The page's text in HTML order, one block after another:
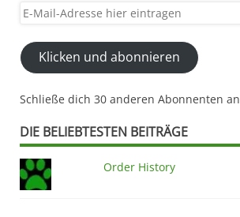
E-
Adresse
hier
eintragen
Klicken und abonnieren
Schließe dich 30 anderen Abonnenten an
DIE BELIEBTESTEN BEITRÄGE
Order History